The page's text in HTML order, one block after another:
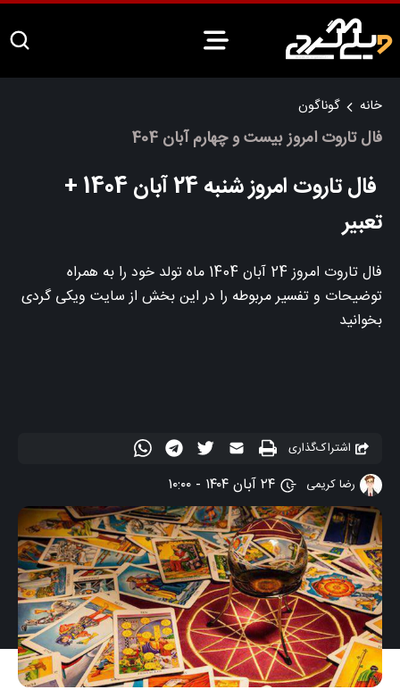
خانه گوناگون
فال تاروت امروز بیست و چهارم آبان 404
فال تاروت امروز شنبه 24 آبان 1404 +
تعبیر
فال تاروت امروز 24 آبان 1404 ماه تولد خود را به همراه
توضیحات و تفسیر مربوطه را در این بخش از سایت ویکی گردی
بخوانید
اشتراک‌گذاری
رضا کریمی
۲۴ آبان ۱۴۰۴ - ۱۰:۰۰